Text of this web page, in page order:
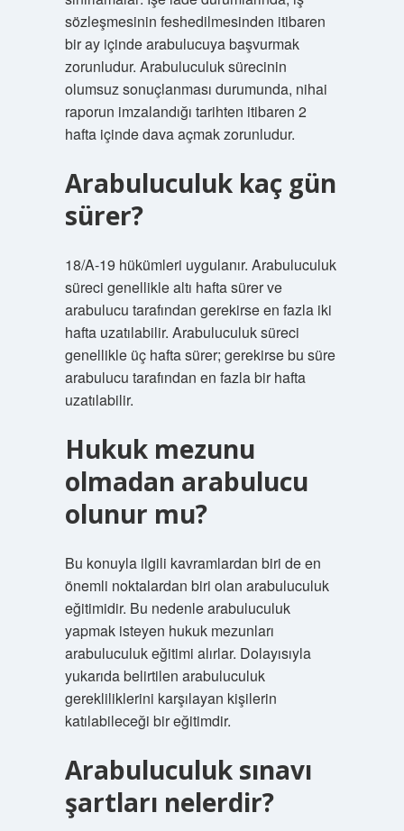
sözleşmesinin feshedilmesinden itibaren
bir ay içinde arabulucuya başvurmak
zorunludur. Arabuluculuk sürecinin
olumsuz sonuçlanması durumunda, nihai
raporun imzalandığı tarihten itibaren 2
hafta içinde dava açmak zorunludur.
Arabuluculuk kaç gün
sürer?
18/A-19 hükümleri uygulanır. Arabuluculuk
süreci genellikle altı hafta sürer ve
arabulucu tarafından gerekirse en fazla iki
hafta uzatılabilir. Arabuluculuk süreci
genellikle üç hafta sürer; gerekirse bu süre
arabulucu tarafından en fazla bir hafta
uzatılabilir.
Hukuk mezunu
olmadan arabulucu
olunur mu?
Bu konuyla ilgili kavramlardan biri de en
önemli noktalardan biri olan arabuluculuk
eğitimidir. Bu nedenle arabuluculuk
yapmak isteyen hukuk mezunları
arabuluculuk eğitimi alırlar. Dolayısıyla
yukarıda belirtilen arabuluculuk
gerekliliklerini karşılayan kişilerin
katılabileceği bir eğitimdir.
Arabuluculuk sınavı
şartları nelerdir?